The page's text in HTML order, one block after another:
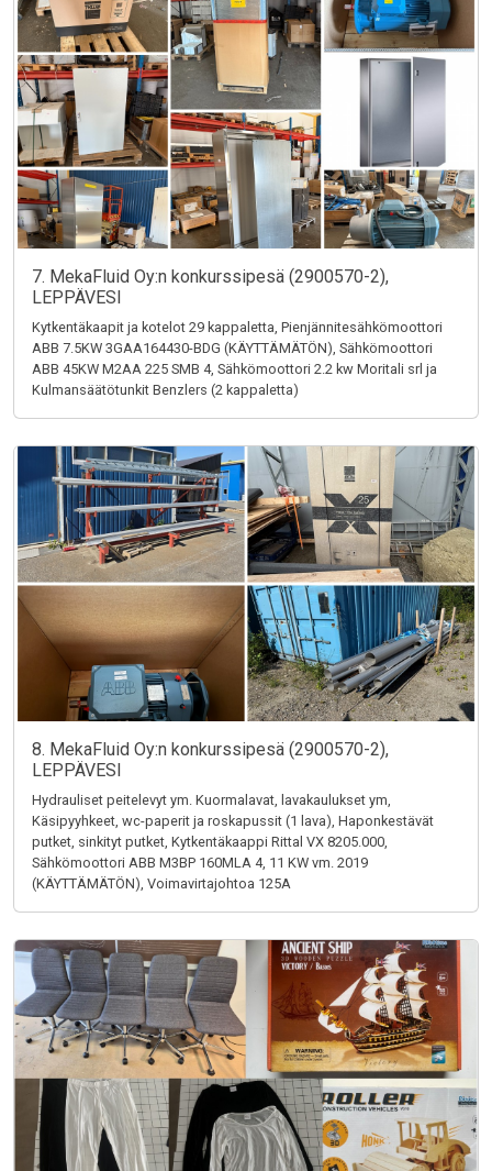
7. MekaFluid Oy:n konkurssipesä (2900570-2),
LEPPÄVESI
Kytkentäkaapit ja kotelot 29 kappaletta, Pienjännitesähkömoottori
ABB 7.5KW 3GAA164430-BDG (KÄYTTÄMÄTÖN), Sähkömoottori
ABB 45KW M2AA 225 SMB 4, Sähkömoottori 2.2 kw Moritali srl ja
Kulmansäätötunkit Benzlers (2 kappaletta)
8. MekaFluid Oy:n konkurssipesä (2900570-2),
LEPPÄVESI
Hydrauliset peitelevyt ym. Kuormalavat, lavakaulukset ym,
Käsipyyhkeet, wc-paperit ja roskapussit (1 lava), Haponkestävät
putket, sinkityt putket, Kytkentäkaappi Rittal VX 8205.000,
Sähkömoottori ABB M3BP 160MLA 4, 11 KW vm. 2019
(KÄYTTÄMÄTÖN), Voimavirtajohtoa 125A